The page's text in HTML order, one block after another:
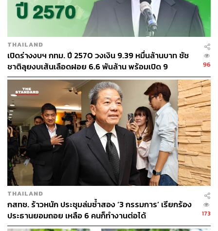
THAILAND
เปิดร่างงบฯ กทม. ปี 2570 วงเงิน 9.39 หมื่นล้านบาท ชัช
ชาติลุยงบเส้นเลือดฝอย 6.6 พันล้าน พร้อมเปิด 9
ยุทธศาสตร์พัฒนาเมือง
96
THAILAND
กสทช. ร้าวหนัก ประชุมล่มซ้ำสอง ‘3 กรรมการ’ เรียกร้อง
ประธานยอมถอย เหลือ 6 คนก็ทำงานต่อได้
173